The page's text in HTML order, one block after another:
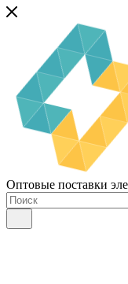
Оптовые поставки